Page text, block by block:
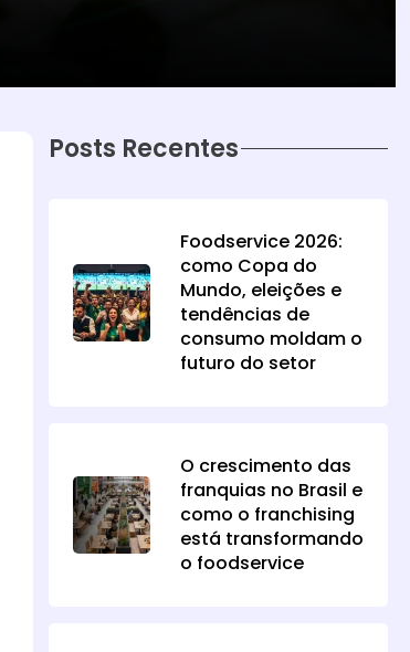
Posts Recentes
Foodservice 2026:
como Copa do
Mundo, eleições e
tendências de
consumo moldam o
futuro do setor
O crescimento das
franquias no Brasil e
como o franchising
está transformando
o foodservice